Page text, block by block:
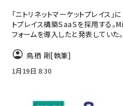
「ニトリネットマーケットプレイス
トプレイス構築SaaSを採用する。
フォームを導入したと発表していた。
鳥栖 剛[執筆]
1月19日 8:30